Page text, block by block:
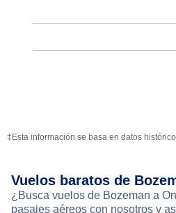
‡Esta información se basa en datos
Vuelos baratos de
¿Busca vuelos de Bozeman a
pasajes aéreos con nosotros y